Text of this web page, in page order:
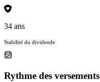
34 ans
Stabilité du dividende
Rythme des versements